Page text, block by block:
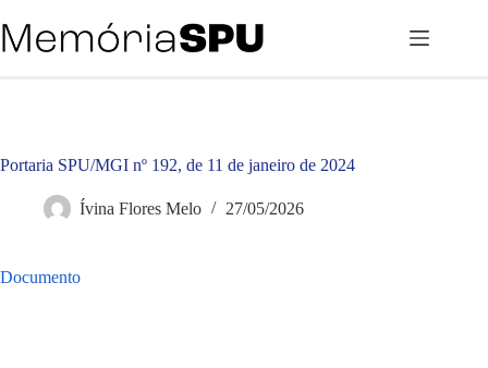
para
o
Portaria SPU/MGI nº 192, de 11 de janeiro de 2024
Ívina Flores Melo 27/05/2026
Documento